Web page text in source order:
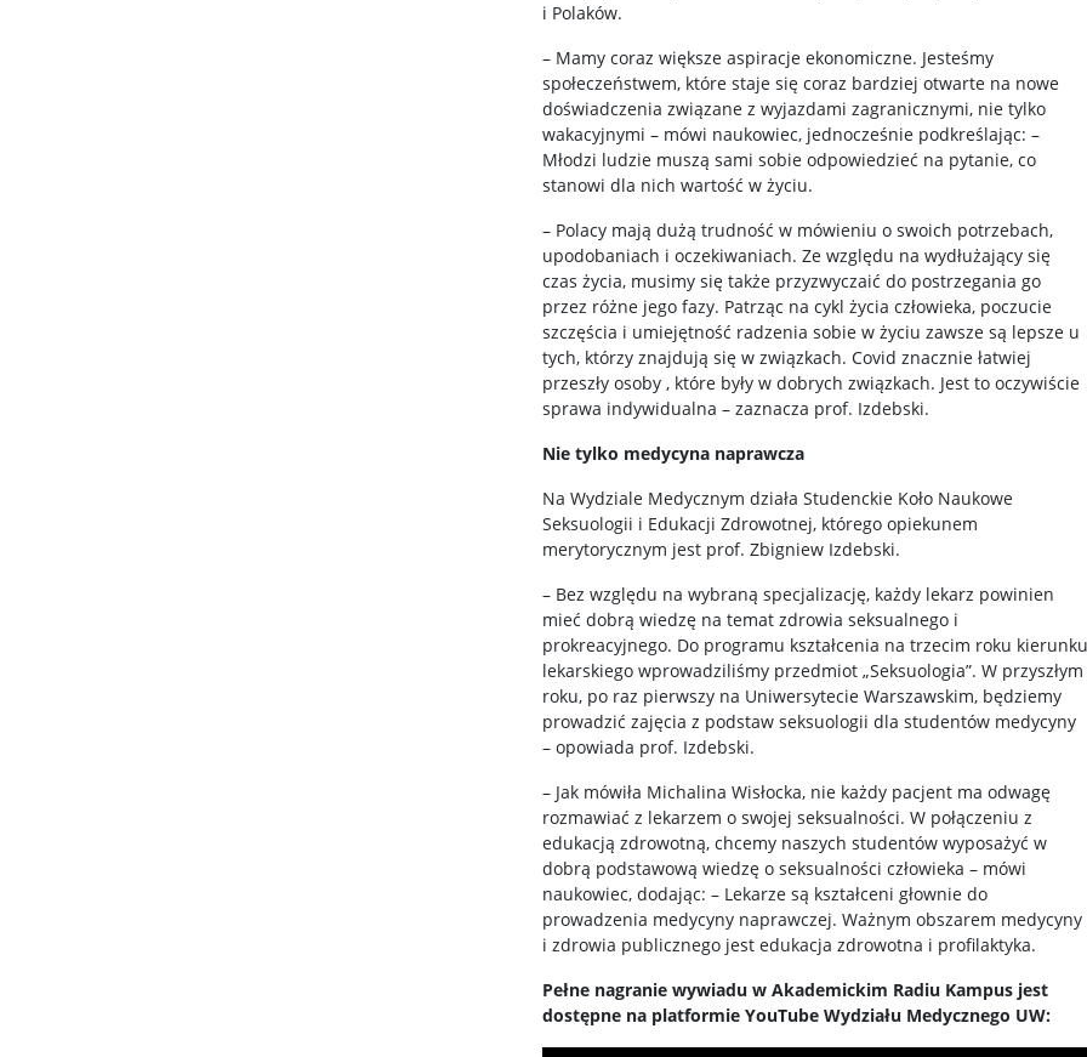
i Polaków.
– Mamy coraz większe aspiracje ekonomiczne. Jesteśmy
społeczeństwem, które staje się coraz bardziej otwarte na nowe
doświadczenia związane z wyjazdami zagranicznymi, nie tylko
wakacyjnymi – mówi naukowiec, jednocześnie podkreślając: –
Młodzi ludzie muszą sami sobie odpowiedzieć na pytanie, co
stanowi dla nich wartość w życiu.
– Polacy mają dużą trudność w mówieniu o swoich potrzebach,
upodobaniach i oczekiwaniach. Ze względu na wydłużający się
czas życia, musimy się także przyzwyczaić do postrzegania go
przez różne jego fazy. Patrząc na cykl życia człowieka, poczucie
szczęścia i umiejętność radzenia sobie w życiu zawsze są lepsze u
tych, którzy znajdują się w związkach. Covid znacznie łatwiej
przeszły osoby , które były w dobrych związkach. Jest to oczywiście
sprawa indywidualna – zaznacza prof. Izdebski.
Nie tylko medycyna naprawcza
Na Wydziale Medycznym działa Studenckie Koło Naukowe
Seksuologii i Edukacji Zdrowotnej, którego opiekunem
merytorycznym jest prof. Zbigniew Izdebski.
– Bez względu na wybraną specjalizację, każdy lekarz powinien
mieć dobrą wiedzę na temat zdrowia seksualnego i
prokreacyjnego. Do programu kształcenia na trzecim roku kierunku
lekarskiego wprowadziliśmy przedmiot „Seksuologia”. W przyszłym
roku, po raz pierwszy na Uniwersytecie Warszawskim, będziemy
prowadzić zajęcia z podstaw seksuologii dla studentów medycyny
– opowiada prof. Izdebski.
– Jak mówiła Michalina Wisłocka, nie każdy pacjent ma odwagę
rozmawiać z lekarzem o swojej seksualności. W połączeniu z
edukacją zdrowotną, chcemy naszych studentów wyposażyć w
dobrą podstawową wiedzę o seksualności człowieka – mówi
naukowiec, dodając: – Lekarze są kształceni głownie do
prowadzenia medycyny naprawczej. Ważnym obszarem medycyny
i zdrowia publicznego jest edukacja zdrowotna i profilaktyka.
Pełne nagranie wywiadu w Akademickim Radiu Kampus jest
dostępne na platformie YouTube Wydziału Medycznego UW: